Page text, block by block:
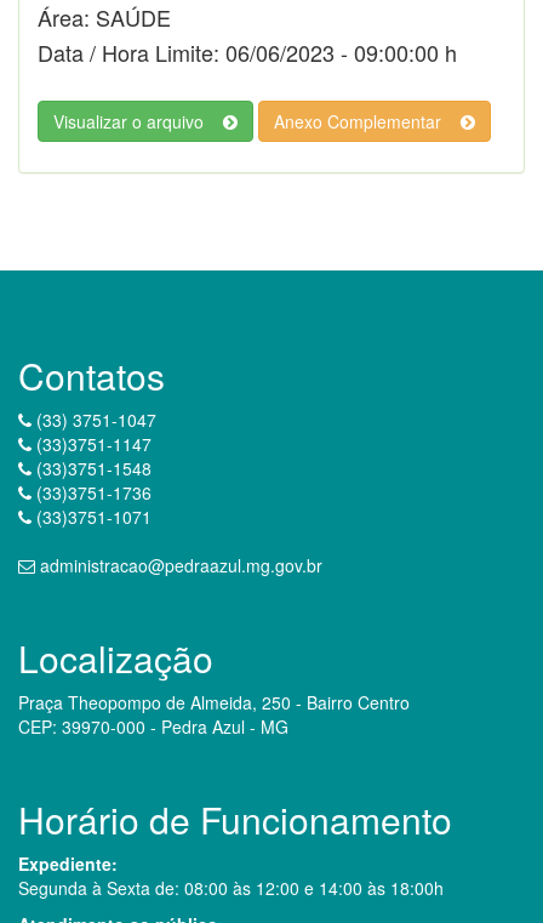
Área: SAÚDE
Data / Hora Limite: 06/06/2023 - 09:00:00 h
Visualizar o arquivo Anexo Complementar
Contatos
(33) 3751-1047
(33)3751-1147
(33)3751-1548
(33)3751-1736
(33)3751-1071
administracao@pedraazul.mg.gov.br
Localização
Praça Theopompo de Almeida, 250 - Bairro Centro
CEP: 39970-000 - Pedra Azul - MG
Horário de Funcionamento
Expediente:
Segunda à Sexta de: 08:00 às 12:00 e 14:00 às 18:00h